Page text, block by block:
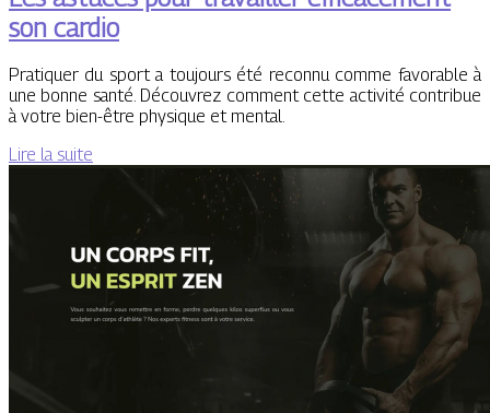
son cardio
Pratiquer du sport a toujours été reconnu comme favorable à
une bonne santé. Découvrez comment cette activité contribue
à votre bien-être physique et mental.
Lire la suite